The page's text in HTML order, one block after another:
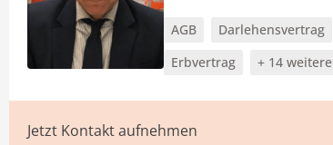
AGB Darlehensvertrag
Erbvertrag
+ 14 weitere
Jetzt Kontakt aufnehmen